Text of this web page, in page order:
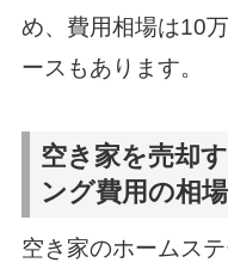
め、費用相場は10
ースもあります。
空き家を売却
ング費用の相場
空き家のホームス